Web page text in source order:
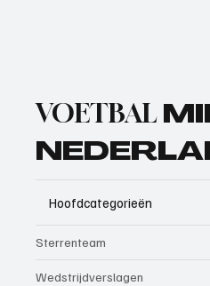
VOETBAL
Hoofdcategorieën
Sterrenteam
Wedstrijdverslagen